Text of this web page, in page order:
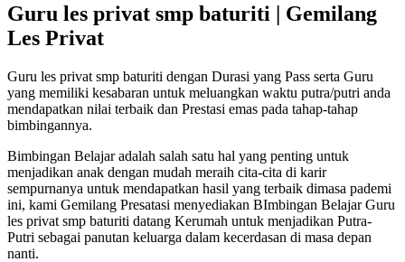
Guru les privat smp baturiti | Gemilang
Les Privat
Guru les privat smp baturiti dengan Durasi yang Pass serta Guru
yang memiliki kesabaran untuk meluangkan waktu putra/putri anda
mendapatkan nilai terbaik dan Prestasi emas pada tahap-tahap
bimbingannya.
Bimbingan Belajar adalah salah satu hal yang penting untuk
menjadikan anak dengan mudah meraih cita-cita di karir
sempurnanya untuk mendapatkan hasil yang terbaik dimasa pademi
ini, kami Gemilang Presatasi menyediakan BImbingan Belajar Guru
les privat smp baturiti datang Kerumah untuk menjadikan Putra-
Putri sebagai panutan keluarga dalam kecerdasan di masa depan
nanti.